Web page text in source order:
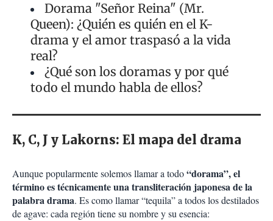
Dorama "Señor Reina" (Mr.
Queen): ¿Quién es quién en el K-
drama y el amor traspasó a la vida
real?
¿Qué son los doramas y por qué
todo el mundo habla de ellos?
K, C, J y Lakorns: El mapa del drama
Aunque popularmente solemos llamar a todo“dorama”, el
término es técnicamente una transliteración japonesa de la
palabra drama. Es como llamar “tequila” a todos los destilados
de agave: cada región tiene su nombre y su esencia: